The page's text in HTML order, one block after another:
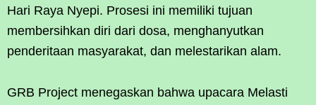
Hari Raya Nyepi. Prosesi ini memiliki tujuan
membersihkan diri dari dosa, menghanyutkan
penderitaan masyarakat, dan melestarikan alam.
GRB Project menegaskan bahwa upacara Melasti